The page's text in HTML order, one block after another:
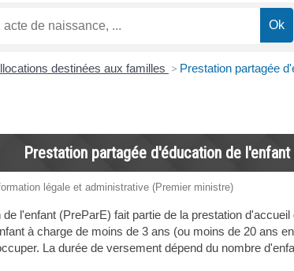
destinées aux familles > Prestation partagée
Prestation partagée d'éducation de l'enfant
légale et administrative (Premier ministre)
l'enfant (PreParE) fait partie de la prestation
à charge de moins de 3 ans (ou moins de 20 ans
La durée de versement dépend du nombre